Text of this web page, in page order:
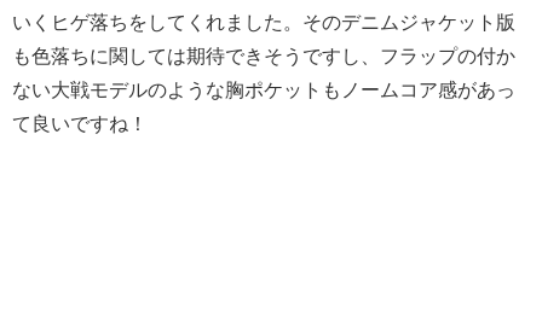
いくヒゲ落ちをしてくれました。そのデニムジャケット版
も色落ちに関しては期待できそうですし、フラップの付か
ない大戦モデルのような胸ポケットもノームコア感があっ
て良いですね！